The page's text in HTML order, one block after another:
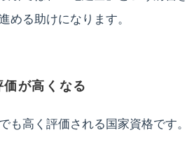
める助けになります。
が高くなる
も高く評価される国家資格です